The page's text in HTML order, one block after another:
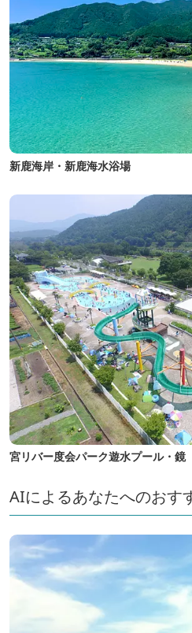
新鹿海岸・新鹿海水浴場
宮リバー度会パーク遊水プール・鏡
AIによるあなたへのおす